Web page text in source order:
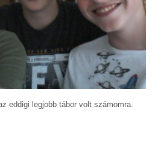
eddigi legjobb tábor volt számomra.